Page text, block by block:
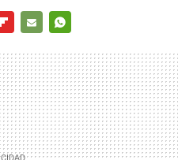
MAIL